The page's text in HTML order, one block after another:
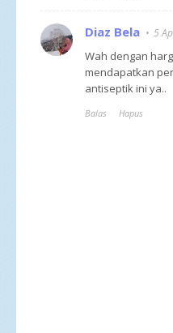
Diaz Bela 5
Wah dengan
mendapatkan
antiseptik ini ya..
Balas Hapus